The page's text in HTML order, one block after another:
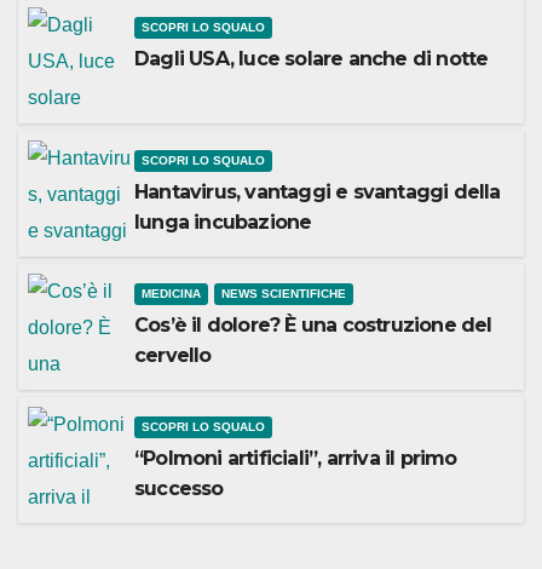
SCOPRI LO SQUALO
Dagli USA, luce solare anche di notte
SCOPRI LO SQUALO
Hantavirus, vantaggi e svantaggi della
lunga incubazione
MEDICINA NEWS SCIENTIFICHE
Cos’è il dolore? È una costruzione del
cervello
SCOPRI LO SQUALO
“Polmoni artificiali”, arriva il primo
successo